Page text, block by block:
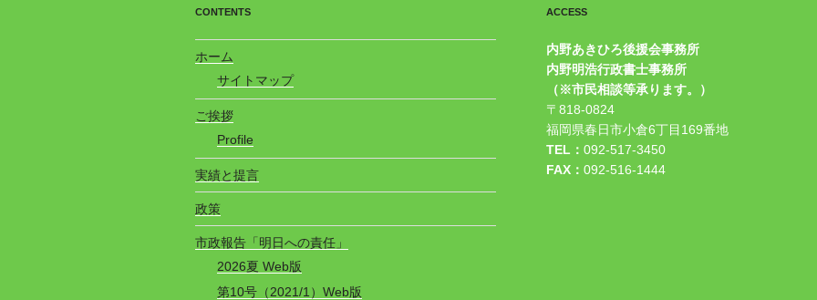
CONTENTS
ホーム
サイトマップ
ご挨拶
Profile
実績と提言
政策
市政報告「明日への責任」
2026夏 Web版
第10号（2021/1）Web版
ACCESS
内野あきひろ後援会事務所
内野明浩行政書士事務所
（※市民相談等承ります。）
〒818-0824
福岡県春日市小倉6丁目169番地
TEL： 092-517-3450
FAX： 092-516-1444